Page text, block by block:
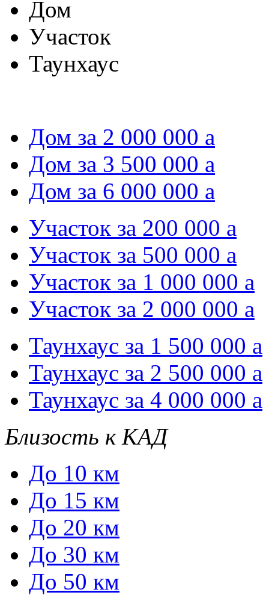
Дом
Участок
Таунхаус
Дом за 2 000 000 a
Дом за 3 500 000 a
Дом за 6 000 000 a
Участок за 200 000 a
Участок за 500 000 a
Участок за 1 000 000 a
Участок за 2 000 000 a
Таунхаус за 1 500 000 a
Таунхаус за 2 500 000 a
Таунхаус за 4 000 000 a
Близость к КАД
До 10 км
До 15 км
До 20 км
До 30 км
До 50 км